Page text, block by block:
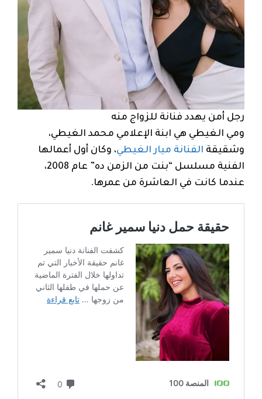
رجل أمن يهدد فنانة للزواج منه
ومي الغيطي هي ابنة الإعلامي محمد الغيطي،
وشقيقة الفنانة ميار الغيطي، وكان أول أعمالها
الفنية مسلسل “بنت من الزمن ده” عام 2008،
عندما كانت في العاشرة من عمرها.